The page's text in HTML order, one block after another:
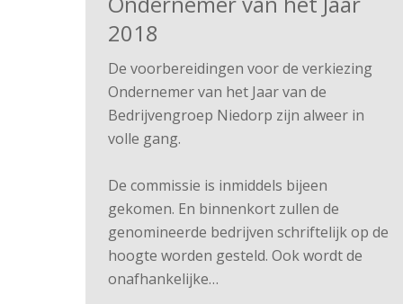
2018
De voorbereidingen voor de verkiezing
Ondernemer van het Jaar van de
Bedrijvengroep Niedorp zijn alweer in
volle gang.
De commissie is inmiddels bijeen
gekomen. En binnenkort zullen de
genomineerde bedrijven schriftelijk op de
hoogte worden gesteld. Ook wordt de
onafhankelijke…